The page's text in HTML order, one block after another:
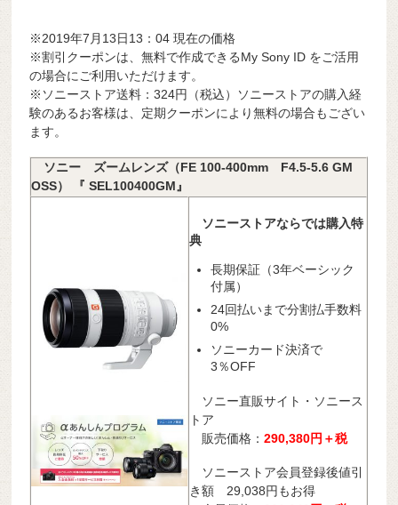
※2019年7月13日13：04 現在の価格
※割引クーポンは、無料で作成できるMy Sony ID をご活用
の場合にご利用いただけます。
※ソニーストア送料：324円（税込）ソニーストアの購入経
験のあるお客様は、定期クーポンにより無料の場合もござい
ます。
ソニー ズームレンズ（FE 100-400mm F4.5-5.6 GM
OSS） 『 SEL100400GM』
ソニーストアならでは購入特
典
長期保証（3年ベーシック
付属）
24回払いまで分割払手数料
0%
ソニーカード決済で
3％OFF
ソニー直販サイト・ソニース
トア
販売価格：290,380円＋税
ソニーストア会員登録後値引
き額 29,038円もお得